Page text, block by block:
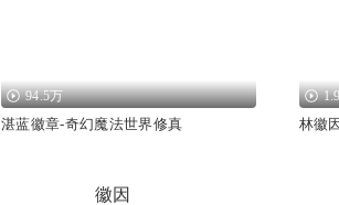
94.5万
湛蓝徽章-奇幻魔法世界修真 林徽
徽因